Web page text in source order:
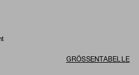
GRÖSSENTABELLE